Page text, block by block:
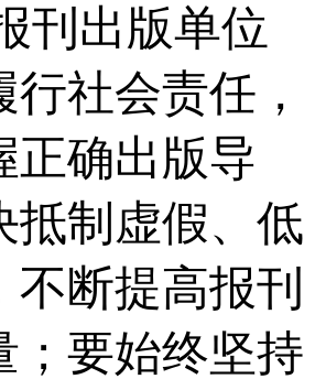
刊出版单位
社会责任，
正确出版导
抵制虚假、低
不断提高报刊
；要始终坚持